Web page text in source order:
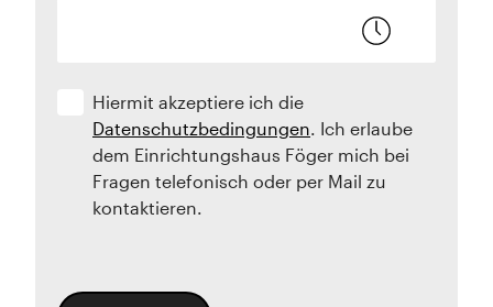
Hiermit akzeptiere ich die
Datenschutzbedingungen. Ich erlaube
dem Einrichtungshaus Föger mich bei
Fragen telefonisch oder per Mail zu
kontaktieren.